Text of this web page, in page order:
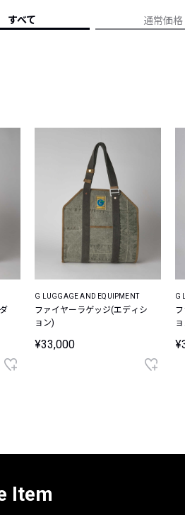
人気記事ランキング
フォーカスブランド
セールおすすめアイテム
人気アイテム TOP 15
すべて 通常価格
G LUGGAGE AND EQUIPMENT
ファイヤーラゲッジ(エディシ
ョン)
¥33,000
G
Item